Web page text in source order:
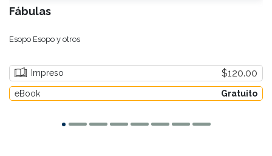
Fábulas
Esopo Esopo y otros
Impreso $120.00
eBook Gratuito